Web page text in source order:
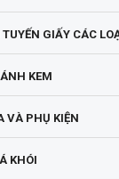
GIẤY CÁC
KEM
VÀ PHỤ KIỆN
KHÓI